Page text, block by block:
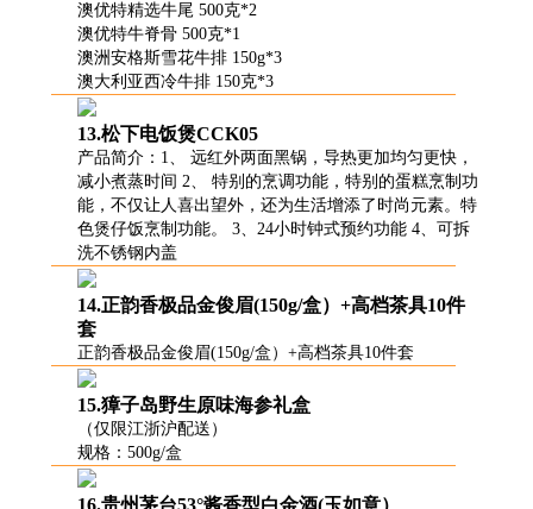
澳优特精选牛尾 500克*2
澳优特牛脊骨 500克*1
澳洲安格斯雪花牛排 150g*3
澳大利亚西冷牛排 150克*3
13.松下电饭煲CCK05
产品简介：1、 远红外两面黑锅，导热更加均匀更快，
减小煮蒸时间 2、 特别的烹调功能，特别的蛋糕烹制功
能，不仅让人喜出望外，还为生活增添了时尚元素。特
色煲仔饭烹制功能。 3、24小时钟式预约功能 4、可拆
洗不锈钢内盖
14.正韵香极品金俊眉(150g/盒）+高档茶具10件
套
正韵香极品金俊眉(150g/盒）+高档茶具10件套
15.獐子岛野生原味海参礼盒
（仅限江浙沪配送）
规格：500g/盒
16.贵州茅台53°酱香型白金酒(玉如意）